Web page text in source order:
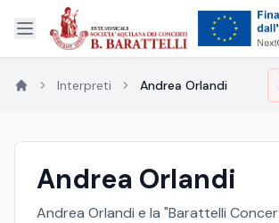
Interpreti Andrea Orlandi
Andrea Orlandi
Andrea Orlandi e la "Barattelli